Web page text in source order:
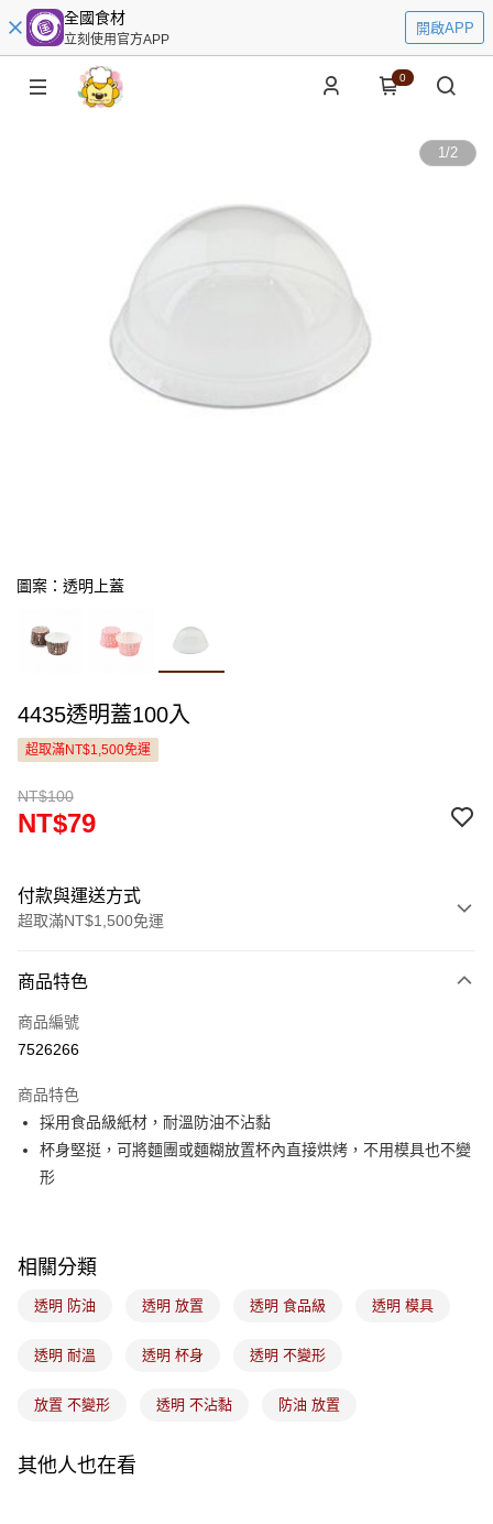
全國食材
立刻使用官方APP
開啟APP
0
1/2
圖案：透明上蓋
4435透明蓋100入
超取滿NT$1,500免運
NT$100
NT$79
付款與運送方式
超取滿NT$1,500免運
信用卡一次付款
LINE Pay
悠遊付
Google Pay
每筆NT$100，滿NT$1,500(含以上)免運費
常溫宅配-(限重20kg以下)
付款後門市自取
商品特色
商品編號
7526266
商品特色
採用食品級紙材，耐溫防油不沾黏
杯身堅挺，可將麵團或麵糊放置杯內直接烘烤，不用模具也不變
形
相關分類
透明 防油 透明 放置 透明 食品級 透明 模具
透明 耐溫 透明 杯身 透明 不變形
放置 不變形 透明 不沾黏 防油 放置
其他人也在看